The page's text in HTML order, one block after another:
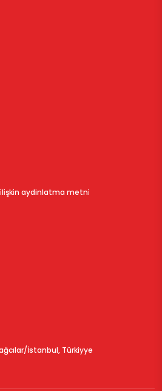
aydinlatma metni̇
İstanbul, Türkiyye